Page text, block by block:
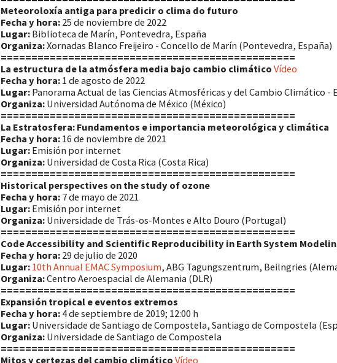
Meteoroloxía antiga para predicir o clima do futuro
Fecha y hora:25 de noviembre de 2022
Lugar:Biblioteca de Marín, Pontevedra, España
Organiza:Xornadas Blanco Freijeiro - Concello de Marín (Pontevedra, España)
================================================
La estructura de la atmósfera media bajo cambio climático Vídeo
Fecha y hora:1 de agosto de 2022
Lugar:Panorama Actual de las Ciencias Atmosféricas y del Cambio Climático
Organiza:Universidad Autónoma de México (México)
================================================
La Estratosfera: Fundamentos e importancia meteorológica y climática
Fecha y hora:16 de noviembre de 2021
Lugar:Emisión por internet
Organiza:Universidad de Costa Rica (Costa Rica)
================================================
Historical perspectives on the study of ozone
Fecha y hora:7 de mayo de 2021
Lugar:Emisión por internet
Organiza:Universidade de Trás-os-Montes e Alto Douro (Portugal)
================================================
Code Accessibility and Scientific Reproducibility in Earth System
Fecha y hora:29 de julio de 2020
Lugar: 10th Annual EMAC Symposium, ABG Tagungszentrum, Beilngries
Organiza:Centro Aeroespacial de Alemania (DLR)
================================================
Expansión tropical e eventos extremos
Fecha y hora:4 de septiembre de 2019; 12:00 h
Lugar:Universidade de Santiago de Compostela, Santiago de Compostela
Organiza:Universidade de Santiago de Compostela
================================================
Mitos y certezas del cambio climático Vídeo